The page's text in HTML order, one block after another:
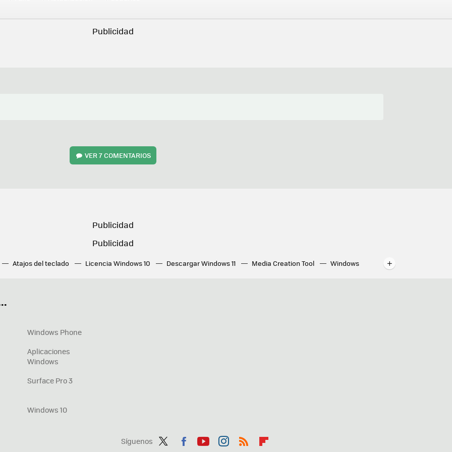
VER7 COMENTARIOS
Atajos del teclado Licencia Windows 10 Descargar Windows 11 Media Creation Tool
Windows
Síguenos
Windows Phone
Aplicaciones
Windows
Surface Pro 3
Windows 10